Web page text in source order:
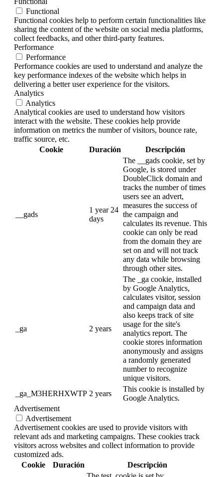
Functional
Functional cookies help to perform certain functionalities like
sharing the content of the website on social media platforms,
collect feedbacks, and other third-party features.
Performance
Performance
Performance cookies are used to understand and analyze the
key performance indexes of the website which helps in
delivering a better user experience for the visitors.
Analytics
Analytics
Analytical cookies are used to understand how visitors
interact with the website. These cookies help provide
information on metrics the number of visitors, bounce rate,
traffic source, etc.
Cookie
Duración Descripción
__gads
1 year 24
days
The __gads cookie, set by
Google, is stored under
DoubleClick domain and
tracks the number of times
users see an advert,
measures the success of
the campaign and
calculates its revenue. This
cookie can only be read
from the domain they are
set on and will not track
any data while browsing
through other sites.
_ga 2 years
The _ga cookie, installed
by Google Analytics,
calculates visitor, session
and campaign data and
also keeps track of site
usage for the site's
analytics report. The
cookie stores information
anonymously and assigns
a randomly generated
number to recognize
unique visitors.
_ga_M3HERHXWTP 2 years
This cookie is installed by
Google Analytics.
Advertisement
Advertisement
Advertisement cookies are used to provide visitors with
relevant ads and marketing campaigns. These cookies track
visitors across websites and collect information to provide
customized ads.
Cookie
Duración Descripción